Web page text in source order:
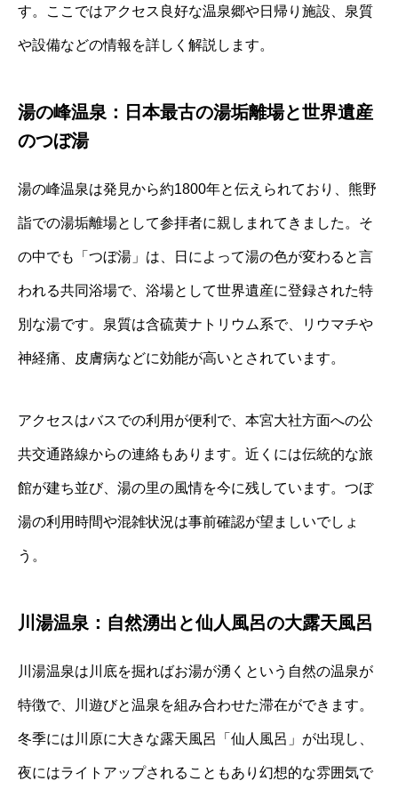
す。ここではアクセス良好な温泉郷や日帰り施設、泉質
や設備などの情報を詳しく解説します。
湯の峰温泉：日本最古の湯垢離場と世界遺産
のつぼ湯
湯の峰温泉は発見から約1800年と伝えられており、熊野
詣での湯垢離場として参拝者に親しまれてきました。そ
の中でも「つぼ湯」は、日によって湯の色が変わると言
われる共同浴場で、浴場として世界遺産に登録された特
別な湯です。泉質は含硫黄ナトリウム系で、リウマチや
神経痛、皮膚病などに効能が高いとされています。
アクセスはバスでの利用が便利で、本宮大社方面への公
共交通路線からの連絡もあります。近くには伝統的な旅
館が建ち並び、湯の里の風情を今に残しています。つぼ
湯の利用時間や混雑状況は事前確認が望ましいでしょ
う。
川湯温泉：自然湧出と仙人風呂の大露天風呂
川湯温泉は川底を掘ればお湯が湧くという自然の温泉が
特徴で、川遊びと温泉を組み合わせた滞在ができます。
冬季には川原に大きな露天風呂「仙人風呂」が出現し、
夜にはライトアップされることもあり幻想的な雰囲気で